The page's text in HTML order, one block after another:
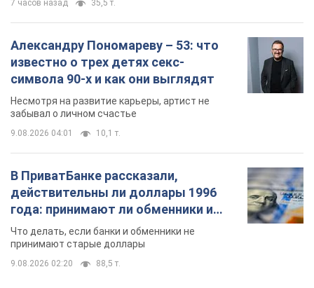
7 часов назад 35,5 т.
Александру Пономареву – 53: что
известно о трех детях секс-
символа 90-х и как они выглядят
Несмотря на развитие карьеры, артист не
забывал о личном счастье
9.08.2026 04:01 10,1 т.
В ПриватБанке рассказали,
действительны ли доллары 1996
года: принимают ли обменники и
банки такие купюры
Что делать, если банки и обменники не
принимают старые доллары
9.08.2026 02:20 88,5 т.